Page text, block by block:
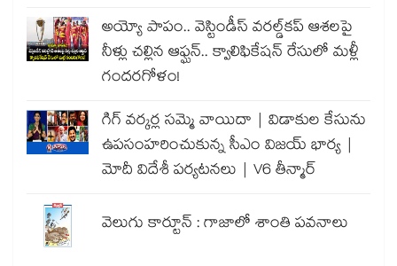
అయ్యో పాపం.. వెస్టిండీస్ వరల్డ్‌కప్ ఆశలపై
నీళ్లు చల్లిన ఆఫ్ఘన్.. క్వాలిఫికేషన్ రేసులో మళ్లీ
గందరగోళం!
గిగ్ వర్కర్ల సమ్మె వాయిదా | విడాకుల కేసును
ఉపసంహరించుకున్న సీఎం విజయ్ భార్య |
మోదీ విదేశీ పర్యటనలు | V6 తీన్మార్
వెలుగు కార్టూన్ : గాజాలో శాంతి పవనాలు